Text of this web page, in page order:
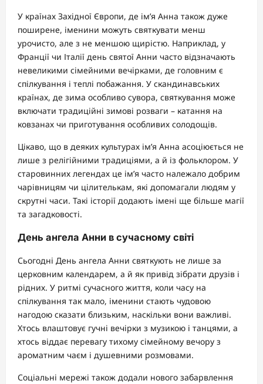
У країнах Західної Європи, де ім’я Анна також дуже
поширене, іменини можуть святкувати менш
урочисто, але з не меншою щирістю. Наприклад, у
Франції чи Італії день святої Анни часто відзначають
невеликими сімейними вечірками, де головним є
спілкування і теплі побажання. У скандинавських
країнах, де зима особливо сувора, святкування може
включати традиційні зимові розваги – катання на
ковзанах чи приготування особливих солодощів.
Цікаво, що в деяких культурах ім’я Анна асоціюється не
лише з релігійними традиціями, а й із фольклором. У
старовинних легендах це ім’я часто належало добрим
чарівницям чи цілителькам, які допомагали людям у
скрутні часи. Такі історії додають імені ще більше магії
та загадковості.
День ангела Анни в сучасному світі
Сьогодні День ангела Анни святкують не лише за
церковним календарем, а й як привід зібрати друзів і
рідних. У ритмі сучасного життя, коли часу на
спілкування так мало, іменини стають чудовою
нагодою сказати близьким, наскільки вони важливі.
Хтось влаштовує гучні вечірки з музикою і танцями, а
хтось віддає перевагу тихому сімейному вечору з
ароматним чаєм і душевними розмовами.
Соціальні мережі також додали нового забарвлення